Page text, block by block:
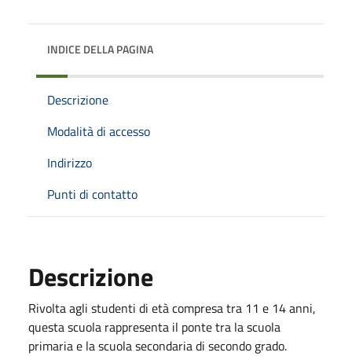
INDICE DELLA PAGINA
Descrizione
Modalità di accesso
Indirizzo
Punti di contatto
Descrizione
Rivolta agli studenti di età compresa tra 11 e 14 anni,
questa scuola rappresenta il ponte tra la scuola
primaria e la scuola secondaria di secondo grado.